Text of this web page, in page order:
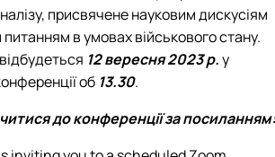
присвячене науковим дискусіям
питанням в умовах військового стану.
12 вересня 2023 р.у
об 13.30.
до конференції за посиланням: